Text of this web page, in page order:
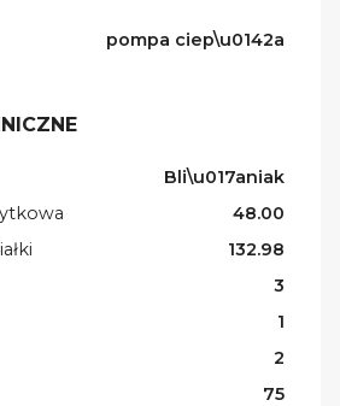
pompa ciep\u0142a
Bli\u017aniak
48.00
132.98
3
1
2
75